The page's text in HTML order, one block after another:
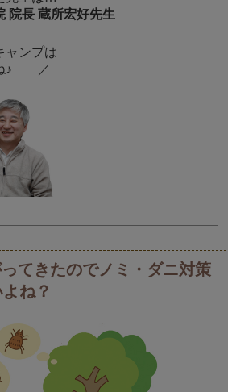
院長 蔵所宏好先生
ャンプは
♪ ／
てきたのでノミ・ダニ対策
ね？